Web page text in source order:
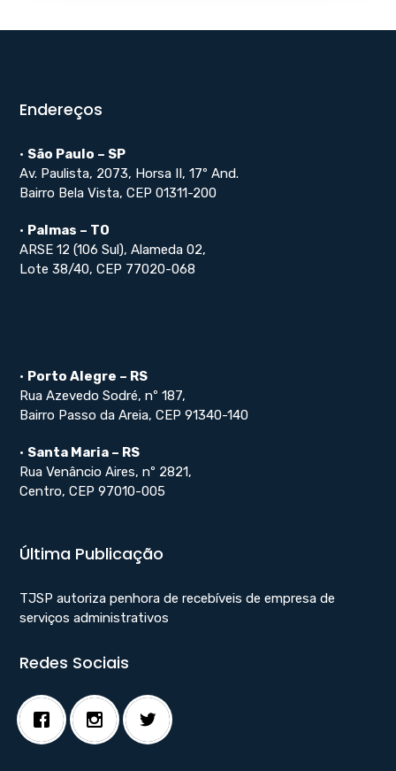
Endereços
• São Paulo – SP
Av. Paulista, 2073, Horsa II, 17º And.
Bairro Bela Vista, CEP 01311-200
• Palmas – TO
ARSE 12 (106 Sul), Alameda 02,
Lote 38/40, CEP 77020-068
• Porto Alegre – RS
Rua Azevedo Sodré, nº 187,
Bairro Passo da Areia, CEP 91340-140
• Santa Maria – RS
Rua Venâncio Aires, nº 2821,
Centro, CEP 97010-005
Última Publicação
TJSP autoriza penhora de recebíveis de empresa de
serviços administrativos
Redes Sociais